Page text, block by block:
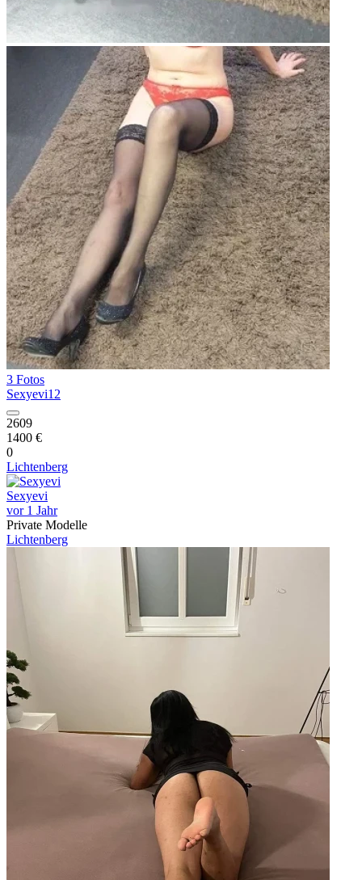
3 Fotos
Sexyevi12
2609
1400 €
0
Lichtenberg
Sexyevi
vor 1 Jahr
Private Modelle
Lichtenberg